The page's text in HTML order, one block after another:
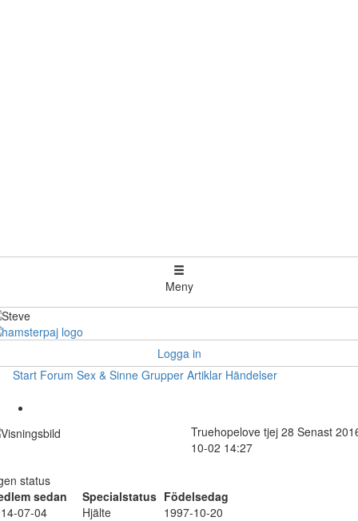
Meny
Logga in
Start Forum Sex & Sinne Grupper Artiklar Händelser
Truehopelove tjej 28 Senast
10-02 14:27
status
sedan
Specialstatus Födelsedag
07-04
Hjälte 1997-10-20